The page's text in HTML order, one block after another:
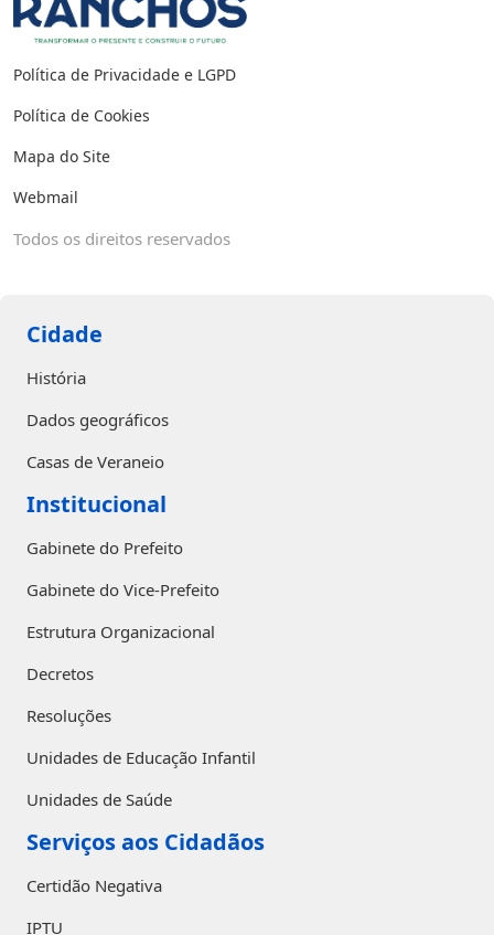
Política de Privacidade e LGPD
Política de Cookies
Mapa do Site
Webmail
Todos os direitos reservados
Cidade
História
Dados geográficos
Casas de Veraneio
Institucional
Gabinete do Prefeito
Gabinete do Vice-Prefeito
Estrutura Organizacional
Decretos
Resoluções
Unidades de Educação Infantil
Unidades de Saúde
Serviços aos Cidadãos
Certidão Negativa
IPTU